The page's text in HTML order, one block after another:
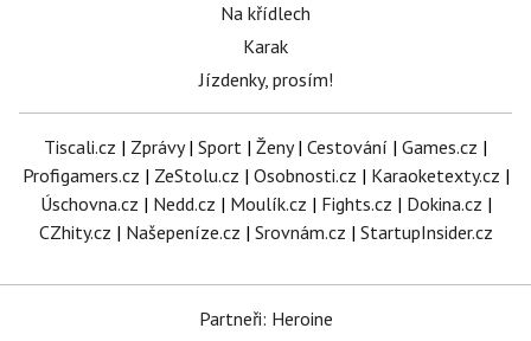
Na křídlech
Karak
Jízdenky, prosím!
Tiscali.cz | Zprávy| Sport | Ženy| Cestování | Games.cz |
Profigamers.cz | ZeStolu.cz | Osobnosti.cz | Karaoketexty.cz |
Úschovna.cz | Nedd.cz | Moulík.cz | Fights.cz | Dokina.cz |
CZhity.cz | Našepeníze.cz | Srovnám.cz | StartupInsider.cz
Partneři: Heroine